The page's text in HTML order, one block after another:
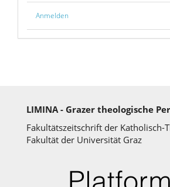
Anmelden
LIMINA - Grazer theologische
Fakultätszeitschrift der Katholisch-
Fakultät der Universität Graz